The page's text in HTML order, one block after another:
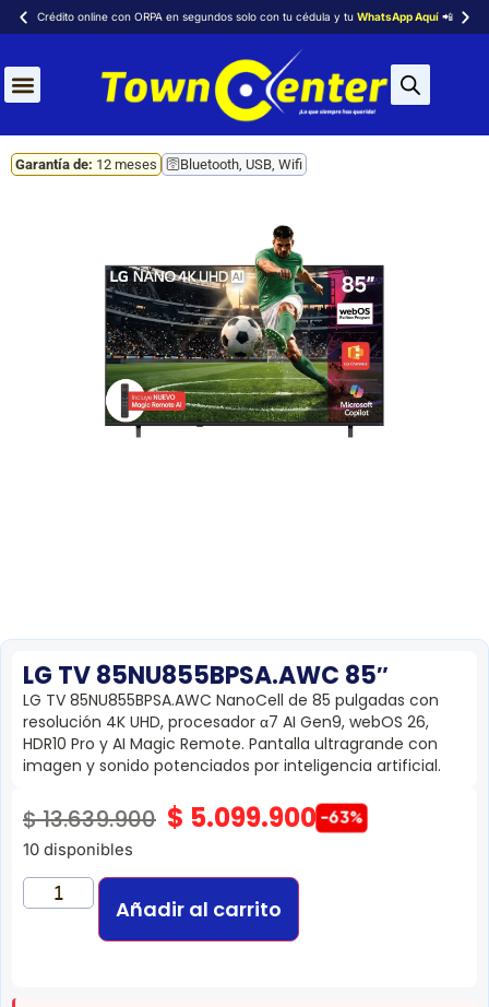
Crédito online con ORPA en segundos solo con tu cédula y tu WhatsApp Aquí📲
Garantía de: 12 meses 🛜Bluetooth, USB, Wifi
LG TV 85NU855BPSA.AWC 85″
LG TV 85NU855BPSA.AWC NanoCell de 85 pulgadas con
resolución 4K UHD, procesador α7 AI Gen9, webOS 26,
HDR10 Pro y AI Magic Remote. Pantalla ultragrande con
imagen y sonido potenciados por inteligencia artificial.
$13.639.900 $ 5.099.900 -63%
10 disponibles
Añadir al carrito